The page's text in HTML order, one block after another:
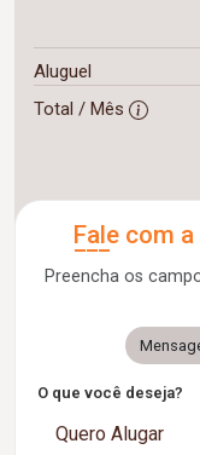
Aluguel
Total / Mês
Fale com
Preencha os
O que você deseja?
Quero Alugar